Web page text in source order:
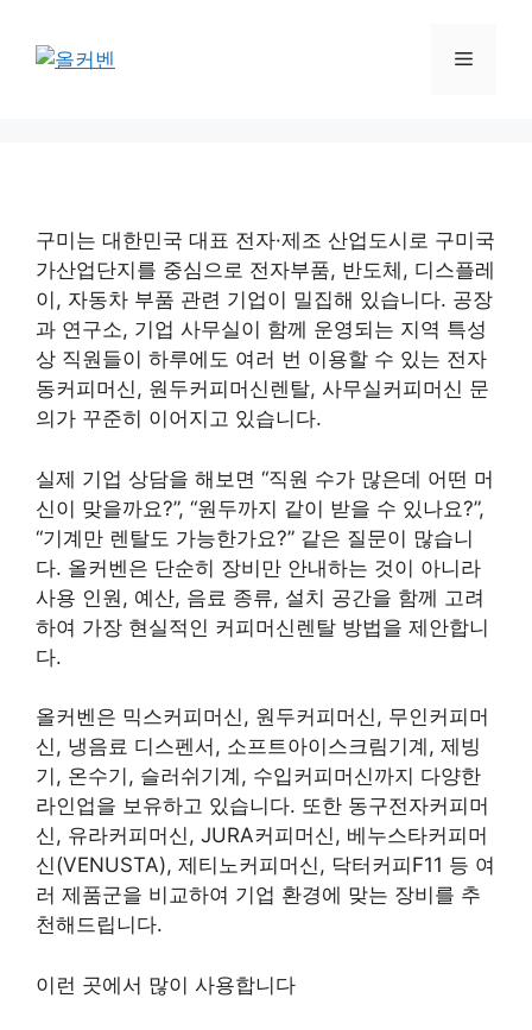
메
구미는 대한민국 대표 전자·제조 산업도시로 구미국
가산업단지를 중심으로 전자부품, 반도체, 디스플레
이, 자동차 부품 관련 기업이 밀집해 있습니다. 공장
과 연구소, 기업 사무실이 함께 운영되는 지역 특성
상 직원들이 하루에도 여러 번 이용할 수 있는 전자
동커피머신, 원두커피머신렌탈, 사무실커피머신 문
의가 꾸준히 이어지고 있습니다.
실제 기업 상담을 해보면 “직원 수가 많은데 어떤 머
신이 맞을까요?”, “원두까지 같이 받을 수 있나요?”,
“기계만 렌탈도 가능한가요?” 같은 질문이 많습니
다. 올커벤은 단순히 장비만 안내하는 것이 아니라
사용 인원, 예산, 음료 종류, 설치 공간을 함께 고려
하여 가장 현실적인 커피머신렌탈 방법을 제안합니
다.
올커벤은 믹스커피머신, 원두커피머신, 무인커피머
신, 냉음료 디스펜서, 소프트아이스크림기계, 제빙
기, 온수기, 슬러쉬기계, 수입커피머신까지 다양한
라인업을 보유하고 있습니다. 또한 동구전자커피머
신, 유라커피머신, JURA커피머신, 베누스타커피머
신(VENUSTA), 제티노커피머신, 닥터커피F11 등 여
러 제품군을 비교하여 기업 환경에 맞는 장비를 추
천해드립니다.
이런 곳에서 많이 사용합니다